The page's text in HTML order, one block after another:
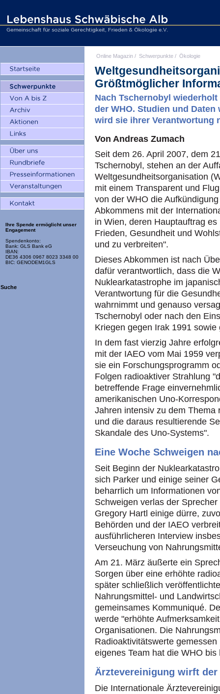
Ihre Spende ermöglicht unser
Engagement
Spendenkonto:
Bank: GLS Bank eG
IBAN:
DE36 4306 0967 8023 3348 00
BIC: GENODEM1GLS
Suche
Online Magazin / Schwerpunkte / Ökologie
Größtmöglicher
Nach Tschernobyl
der WHO. Studien und
wird sie ihrer Verantwortung
Von Andreas Zumach
Seit dem 26. April 2007, dem
Tschernobyl, stehen an der
Weltgesundheitsorganisation
mit einem Transparent und
von der WHO die
Abkommens mit der
in Wien, deren Hauptauftrag
Frieden, Gesundheit und
und zu verbreiten".
Dieses Abkommen ist nach
dafür verantwortlich, dass die
Nuklearkatastrophe im
Verantwortung für die
wahrnimmt und genauso
Tschernobyl oder nach den
Kriegen gegen Irak 1991
In dem fast vierzig Jahre
mit der IAEO vom Mai 1959
sie ein Forschungsprogramm
Folgen radioaktiver Strahlung
betreffende Frage
amerikanischen Uno-
Jahren intensiv zu dem Thema
und die daraus resultierende
Skandale des Uno-Systems".
Eine Woche Schweigen
Seit Beginn der
sich Parker und einige seiner
beharrlich um Informationen
Schweigen verlas der
Gregory Hartl einige dürre,
Behörden und der IAEO
ausführlicheren Interview
Verseuchung von
Am 21. März äußerte ein
Sorgen über eine erhöhte
später schließlich
Nahrungsmittel- und
gemeinsames Kommuniqué.
werde "erhöhte
Organisationen. Die
Radioaktivitätswerte
eigenes Team hat die WHO
Ärztevereinigung wirft der
Die Internationale